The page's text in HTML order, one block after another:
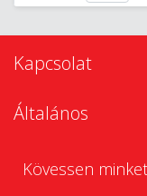
Kapcsolat
Általános
Kövessen